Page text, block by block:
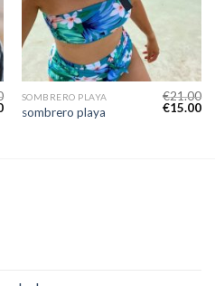
SOMBRERO PLAYA
sombrero playa
€21.00
€15.00